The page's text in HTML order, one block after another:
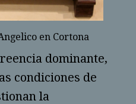
en Cortona
dominante,
condiciones de
la